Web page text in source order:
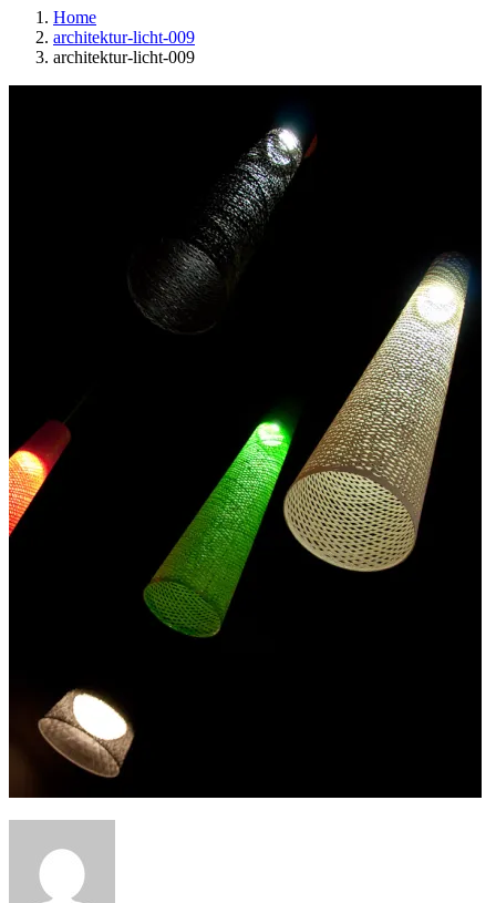
Home
architektur-licht-009
architektur-licht-009